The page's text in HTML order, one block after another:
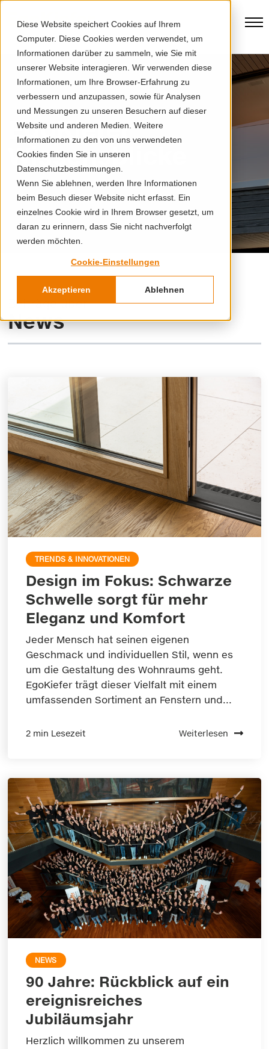
Diese Website speichert Cookies auf Ihrem
Computer. Diese Cookies werden verwendet, um
Informationen darüber zu sammeln, wie Sie mit
unserer Website interagieren. Wir verwenden diese
Informationen, um Ihre Browser-Erfahrung zu
verbessern und anzupassen, sowie für Analysen
und Messungen zu unseren Besuchern auf dieser
Website und anderen Medien. Weitere
Informationen zu den von uns verwendeten
Cookies finden Sie in unseren
Datenschutzbestimmungen.
Wenn Sie ablehnen, werden Ihre Informationen
beim Besuch dieser Website nicht erfasst. Ein
einzelnes Cookie wird in Ihrem Browser gesetzt, um
daran zu erinnern, dass Sie nicht nachverfolgt
werden möchten.
Cookie-Einstellungen
Akzeptieren Ablehnen
EgoKiefer
Wissensblicke
Beiträge über
News
TRENDS & INNOVATIONEN
Design im Fokus: Schwarze
Schwelle sorgt für mehr
Eleganz und Komfort
Jeder Mensch hat seinen eigenen
Geschmack und individuellen Stil, wenn es
um die Gestaltung des Wohnraums geht.
EgoKiefer trägt dieser Vielfalt mit einem
umfassenden Sortiment an Fenstern und...
2 min Lesezeit Weiterlesen
NEWS
90 Jahre: Rückblick auf ein
ereignisreiches
Jubiläumsjahr
Herzlich willkommen zu unserem